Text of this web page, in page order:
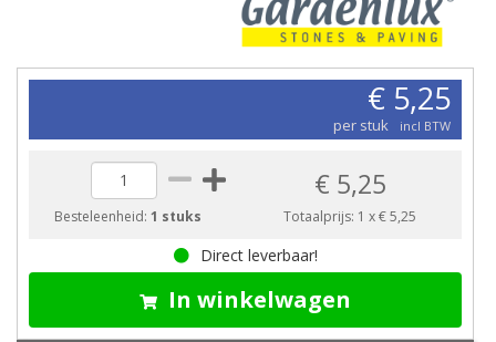
€ 5,25
per stuk incl BTW
Besteleenheid:1 stuks
€ 5,25
Totaalprijs: 1 x€ 5,25
Direct leverbaar!
In winkelwagen